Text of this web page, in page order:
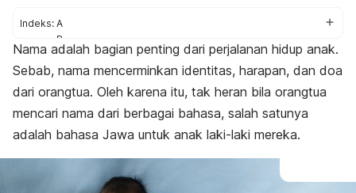
Indeks: A
B
C
D
E
G
H
Nama adalah bagian penting dari perjalanan hidup anak.
Sebab, nama mencerminkan identitas, harapan, dan doa
dari orangtua. Oleh karena itu, tak heran bila orangtua
mencari nama dari berbagai bahasa, salah satunya
adalah bahasa Jawa untuk anak laki-laki mereka.